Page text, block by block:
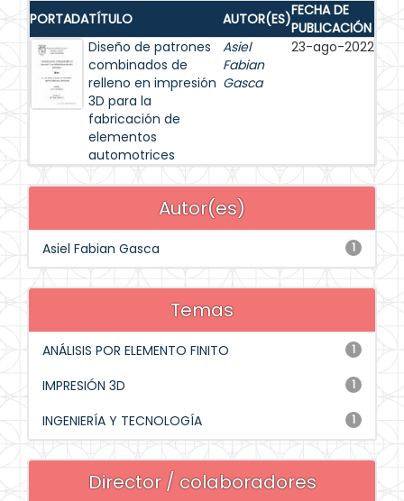
PORTADATÍTULO AUTOR(ES)FECHA DE
PUBLICACIÓN
Diseño de patrones
combinados de
relleno en impresión
3D para la
fabricación de
elementos
automotrices
Asiel
Fabian
Gasca
23-ago-2022
Autor(es)
1
Asiel Fabian Gasca
Temas
1
ANÁLISIS POR ELEMENTO FINITO
1
IMPRESIÓN 3D
1
INGENIERÍA Y TECNOLOGÍA
Director / colaboradores